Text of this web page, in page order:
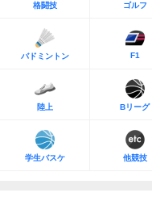
格闘技 ゴルフ
バドミントン F1
陸上 Bリーグ
学生バスケ 他競技